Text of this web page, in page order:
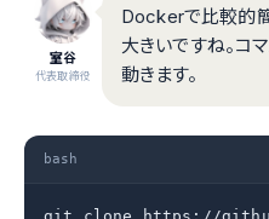
室谷
代表取締役
Dockerで比較的
大きいですね。コ
動きます。
bash